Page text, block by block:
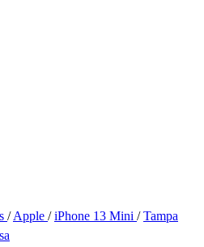
/Apple / iPhone 13 Mini / Tampa